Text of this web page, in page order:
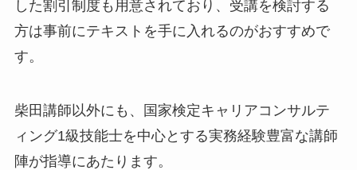
した割引制度も用意されており、受講を検討する
方は事前にテキストを手に入れるのがおすすめで
す。
柴田講師以外にも、国家検定キャリアコンサルテ
ィング1級技能士を中心とする実務経験豊富な講師
陣が指導にあたります。